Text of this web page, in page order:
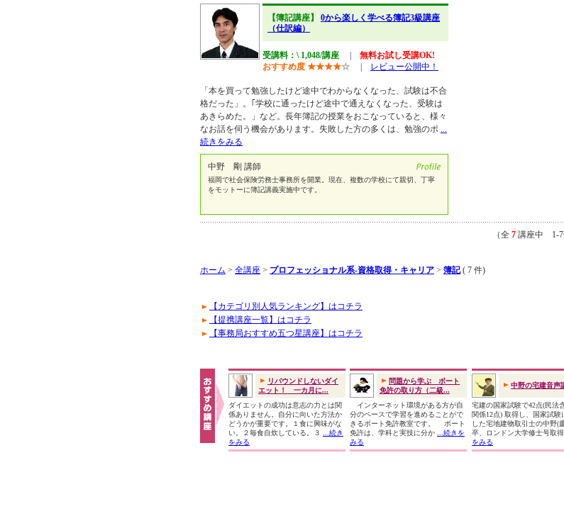
【簿記講座】 0から楽しく学べる簿記3級講座
（仕訳編）
受講料：\ 1,048/講座
無料お試し受講OK!
おすすめ度 ★★★★☆ レビュー公開中！
「本を買って勉強したけど途中でわからなくなった、試験は不合
格だった」。｢学校に通ったけど途中で通えなくなった、受験は
あきらめた。」など。長年簿記の授業をおこなっていると、様々
なお話を伺う機会があります。失敗した方の多くは、勉強のポ ...
続きをみる
中野 剛 講師
福岡で社会保険労務士事務所を開業。現在、複数の学校にて親切、丁寧
をモットーに簿記講義実施中です。
（全 7 講座中 1-7
ホーム > 全講座 > プロフェッショナル系-資格取得・キャリア > 簿記 ( 7 件)
【カテゴリ別人気ランキング】はコチラ
【提携講座一覧】はコチラ
【事務局おすすめ五つ星講座】はコチラ
リバウンドしないダイ
エット！ 一カ月に...
ダイエットの成功は意志の力とは関
係ありません。自分に向いた方法か
どうかが重要です。１食に興味がな
い。２毎食自炊している。３
...続き
をみる
問題から学ぶ ボート
免許の取り方（二級...
インターネット環境がある方が自
分のペースで学習を進めることがで
きるボート免許教室です。 ボート
免許は、学科と実技に分か
...続きを
みる
中野の宅建音声
宅建の国家試験で42点(民法
関係12点) 取得し、国家試験
した宅地建物取引士の中野(
卒、ロンドン大学修士号取得
をみる